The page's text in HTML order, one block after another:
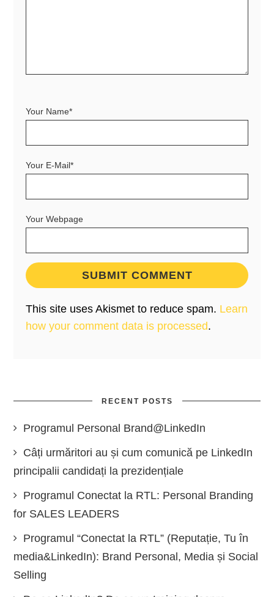
Your Name*
Your E-Mail*
Your Webpage
This site uses Akismet to reduce spam. Learn
how your comment data is processed.
RECENT POSTS
Programul Personal Brand@LinkedIn
Câți urmăritori au și cum comunică pe LinkedIn
principalii candidați la prezidențiale
Programul Conectat la RTL: Personal Branding
for SALES LEADERS
Programul “Conectat la RTL” (Reputație, Tu în
media&LinkedIn): Brand Personal, Media și Social
Selling